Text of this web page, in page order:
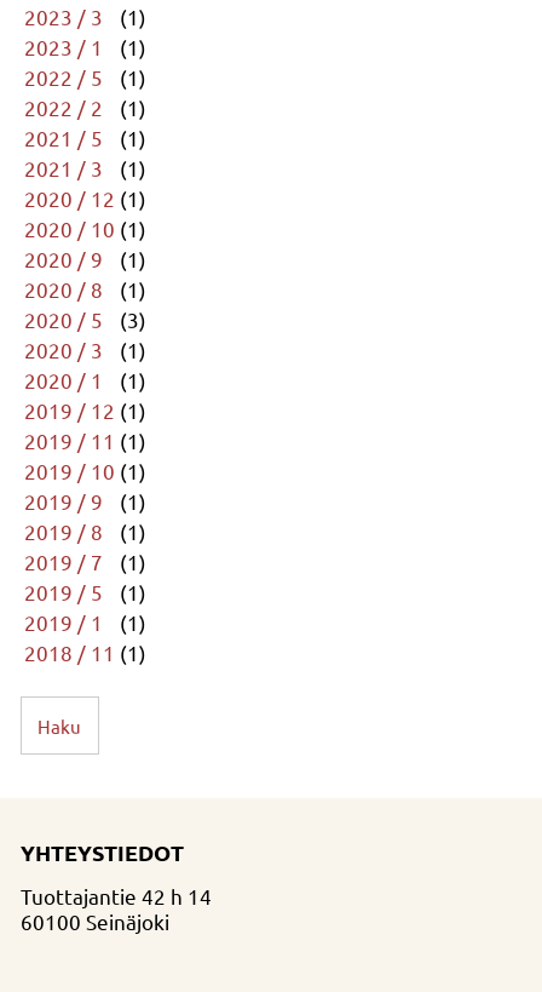
2023 / 3
(1)
2023 / 1
(1)
2022 / 5
(1)
2022 / 2
(1)
2021 / 5
(1)
2021 / 3
(1)
2020 / 12 (1)
2020 / 10 (1)
2020 / 9
(1)
2020 / 8
(1)
2020 / 5
(3)
2020 / 3
(1)
2020 / 1
(1)
2019 / 12 (1)
2019 / 11 (1)
2019 / 10 (1)
2019 / 9
(1)
2019 / 8
(1)
2019 / 7
(1)
2019 / 5
(1)
2019 / 1
(1)
2018 / 11 (1)
Haku
YHTEYSTIEDOT
Tuottajantie 42 h 14
60100 Seinäjoki